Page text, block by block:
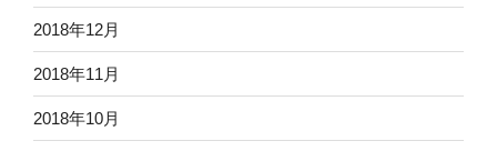
2018年12月
2018年11月
2018年10月